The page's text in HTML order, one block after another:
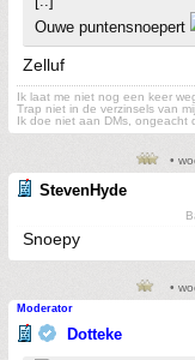
Ouwe puntensnoepert
Zelluf
Ik laat me niet nog een keer
Trap niet in de verzinsels van
Ik doe niet aan DMs, ongeacht
•
StevenHyde
Snoepy
•
Moderator
Dotteke